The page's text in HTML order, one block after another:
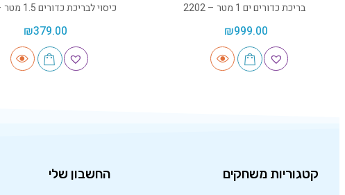
בריכת כדורים ים 1 מטר – 2202
₪999.00
כיסוי לבריכת כדורים 1.5 מטר – 2072
₪379.00
קטגוריות משחקים החשבון שלי